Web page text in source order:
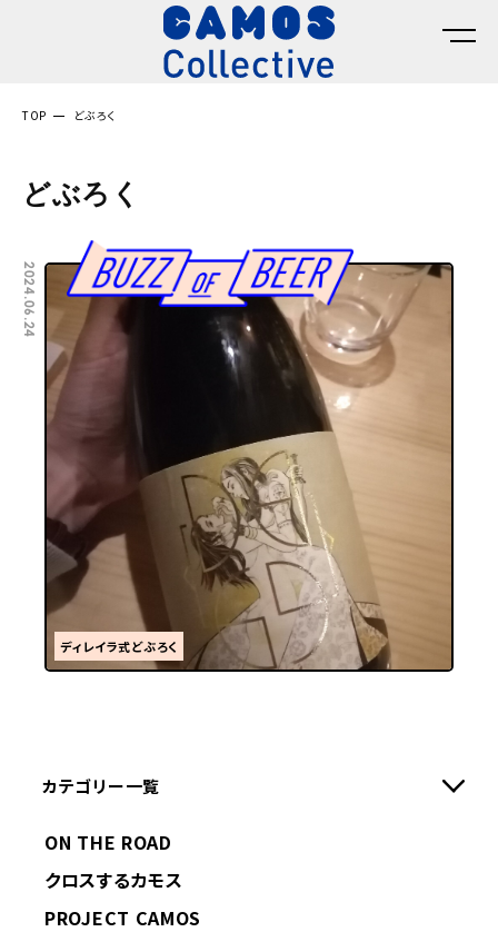
TOP どぶろく
どぶろく
2024.06.24
ディレイラ式どぶろく
カテゴリー一覧
ON THE ROAD
クロスするカモス
PROJECT CAMOS